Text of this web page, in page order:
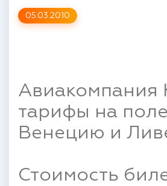
05.03.2010
Авиакомпания
тарифы на
Венецию и
Стоимость